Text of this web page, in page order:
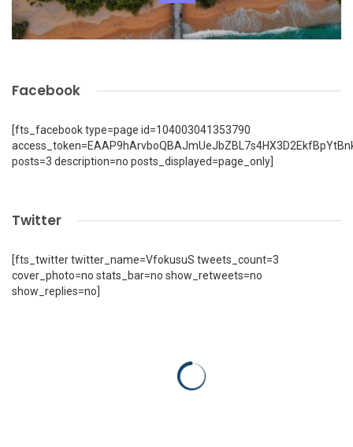
Facebook
[fts_facebook type=page id=104003041353790
posts=3 description=no posts_displayed=page_only]
Twitter
[fts_twitter twitter_name=VfokusuS tweets_count=3
cover_photo=no stats_bar=no show_retweets=no
show_replies=no]